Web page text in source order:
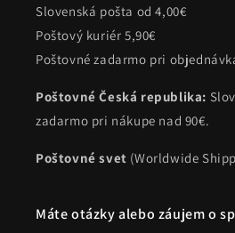
Slovenská pošta od 4,00€
Poštový kuriér 5,90€
Poštovné zadarmo pri
Poštovné Česká republika:
zadarmo pri nákupe nad 90€.
Poštovné svet (Worldwide
Máte otázky alebo záujem o